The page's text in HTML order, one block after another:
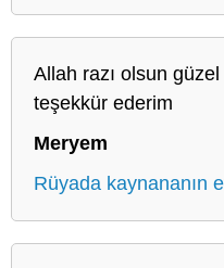
Allah razı olsun
teşekkür ederim
Meryem
Rüyada kaynananın